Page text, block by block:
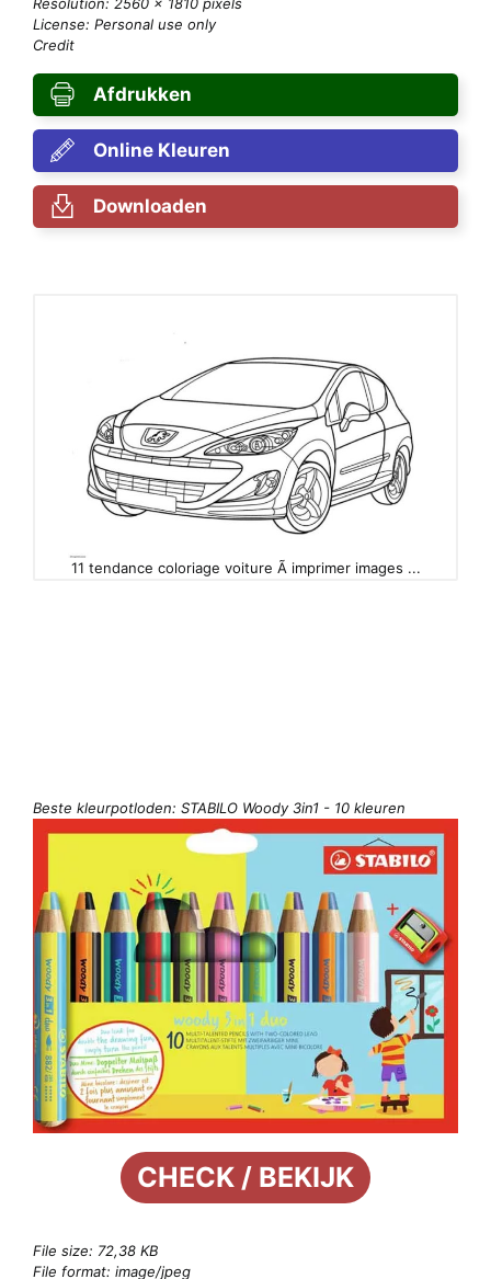
License: Personal use only
Credit
Afdrukken
Online Kleuren
Downloaden
11 tendance coloriage voiture Ã imprimer images ...
Beste kleurpotloden: STABILO Woody 3in1 - 10 kleuren
CHECK / BEKIJK
File size: 72,38 KB
File format: image/jpeg